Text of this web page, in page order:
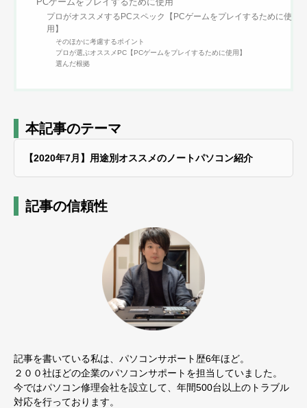
プロがオススメするPCスペック【PCゲームをプレイするために使
用】
そのほかに考慮するポイント
プロが選ぶオススメPC【PCゲームをプレイするために使用】
選んだ根拠
本記事のテーマ
【2020年7月】用途別オススメのノートパソコン紹介
記事の信頼性
記事を書いている私は、パソコンサポート歴6年ほど。
２００社ほどの企業のパソコンサポートを担当していました。
今ではパソコン修理会社を設立して、年間500台以上のトラブル
対応を行っております。